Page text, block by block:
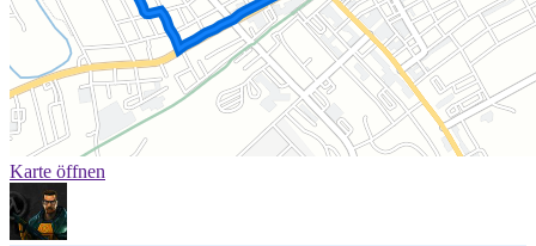
Karte öffnen